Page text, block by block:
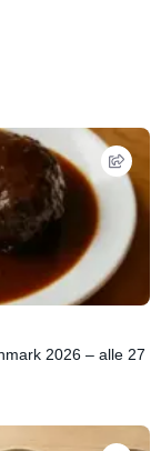
2026 – alle 27